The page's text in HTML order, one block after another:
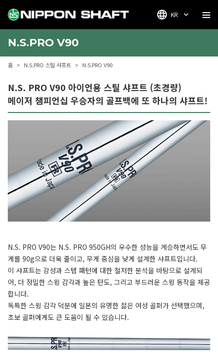
KR
N.S.PRO V90
홈 N.S.PRO 스틸 샤프트 N.S.PRO V90
N.S. PRO V90 아이언용 스틸 샤프트 (초경량)
메이저 챔피언십 우승자의 골프백에 또 하나의 샤프트!
N.S. PRO V90는 N.S. PRO 950GH의 우수한 성능을 계승하면서도 무
게를 90g으로 더욱 줄이고, 무게 중심을 낮게 설계한 샤프트입니다.
이 샤프트는 강성과 스텝 패턴에 대한 철저한 분석을 바탕으로 설계되
어, 더 정밀한 스윙 감각과 높은 탄도, 그리고 부드러운 스윙 동작을 제공
합니다.
독특한 스윙 감각 덕분에 일본의 유명한 젊은 여성 골퍼가 선택했으며,
초보 골퍼에게도 큰 도움이 될 수 있습니다.